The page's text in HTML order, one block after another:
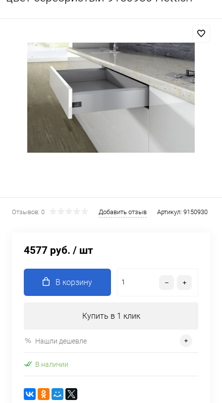
Отзывов: 0 Добавить отзыв Артикул: 9150930
4577 руб. / шт
В корзину
Купить в 1 клик
Нашли дешевле
В наличии